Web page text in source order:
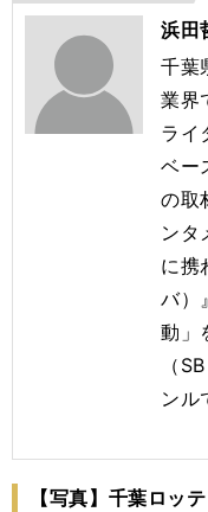
浜田
千葉
業界
ライ
ベー
の取
ンタ
に携
バ）
動」
（
ンル
【写真】千葉ロッ